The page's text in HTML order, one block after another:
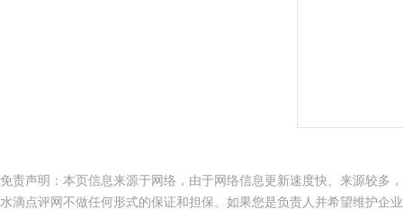
免责声明：本页信息来源于网络，由于网络信息更新速度快、来源较多
水滴点评网不做任何形式的保证和担保。如果您是负责人并希望维护企